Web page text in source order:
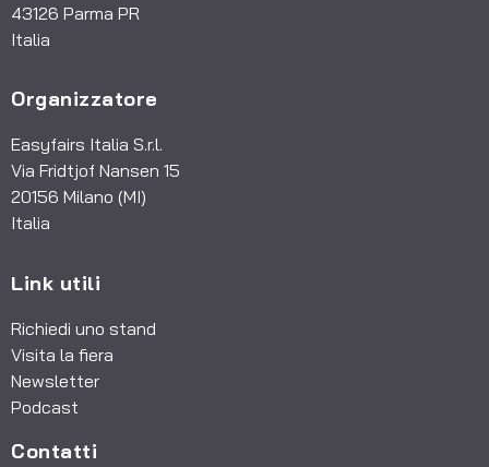
43126 Parma PR
Italia
Organizzatore
Easyfairs Italia S.r.l.
Via Fridtjof Nansen 15
20156 Milano (MI)
Italia
Link utili
Richiedi uno stand
Visita la fiera
Newsletter
Podcast
Contatti